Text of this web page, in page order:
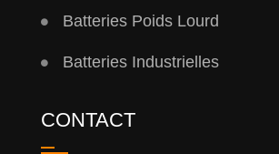
Batteries Poids Lourd
Batteries Industrielles
CONTACT